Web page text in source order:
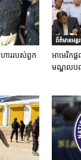
ហាររបស់ពួក
ព័ត៌មានអន្ត
អាមេរិក
មណ្ឌលបណ្